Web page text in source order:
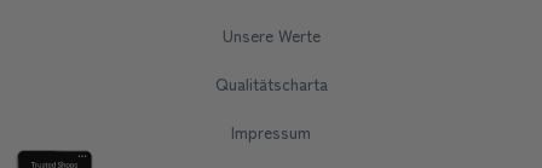
Unsere Werte
Qualitätscharta
Impressum